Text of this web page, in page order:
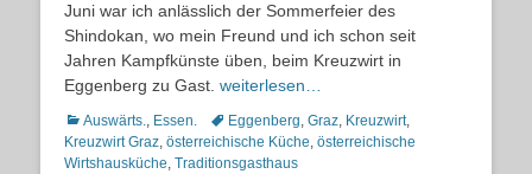
Juni war ich anlässlich der Sommerfeier des
Shindokan, wo mein Freund und ich schon seit
Jahren Kampfkünste üben, beim Kreuzwirt in
Eggenberg zu Gast. weiterlesen…
Kategorien
Auswärts., Essen. Schlagworte
Eggenberg, Graz, Kreuzwirt,
Kreuzwirt Graz, österreichische Küche, österreichische
Wirtshausküche, Traditionsgasthaus